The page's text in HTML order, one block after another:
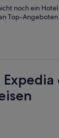
noch ein
Top-